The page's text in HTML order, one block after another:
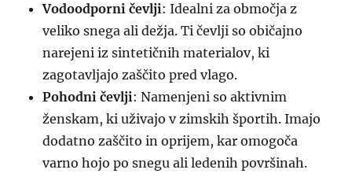
Vodoodporni čevlji: Idealni za območja z
veliko snega ali dežja. Ti čevlji so običajno
narejeni iz sintetičnih materialov, ki
zagotavljajo zaščito pred vlago.
Pohodni čevlji: Namenjeni so aktivnim
ženskam, ki uživajo v zimskih športih. Imajo
dodatno zaščito in oprijem, kar omogoča
varno hojo po snegu ali ledenih površinah.